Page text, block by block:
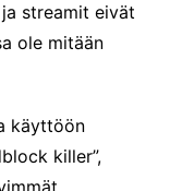
streamit eivät
ole mitään
käyttöön
killer”,